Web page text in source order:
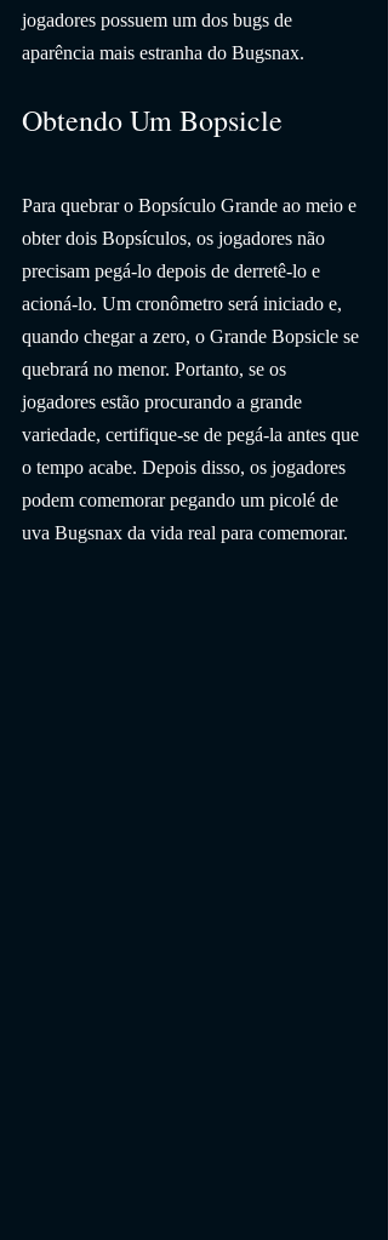
jogadores possuem um dos bugs de
aparência mais estranha do Bugsnax.
Obtendo Um Bopsicle
Para quebrar o Bopsículo Grande ao meio e
obter dois Bopsículos, os jogadores não
precisam pegá-lo depois de derretê-lo e
acioná-lo. Um cronômetro será iniciado e,
quando chegar a zero, o Grande Bopsicle se
quebrará no menor. Portanto, se os
jogadores estão procurando a grande
variedade, certifique-se de pegá-la antes que
o tempo acabe. Depois disso, os jogadores
podem comemorar pegando um picolé de
uva Bugsnax da vida real para comemorar.